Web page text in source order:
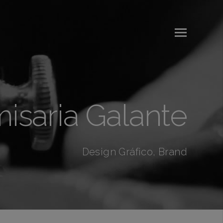
Galante
Design Gráfico, Brand